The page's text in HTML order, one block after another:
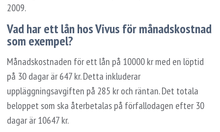
2009.
Vad har ett lån hos Vivus för månadskostnad
som exempel?
Månadskostnaden för ett lån på 10000 kr med en löptid
på 30 dagar är 647 kr. Detta inkluderar
uppläggningsavgiften på 285 kr och räntan. Det totala
beloppet som ska återbetalas på förfallodagen efter 30
dagar är 10647 kr.